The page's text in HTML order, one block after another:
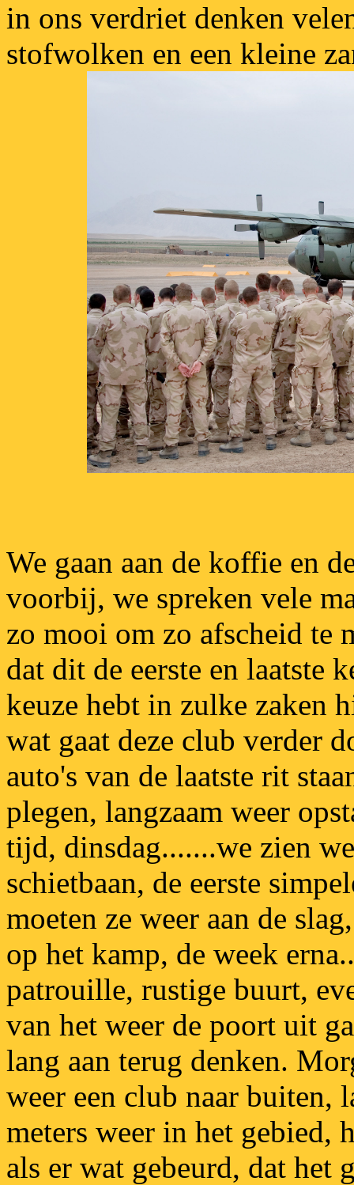
in ons verdriet denken
stofwolken en een kleine
We gaan aan de koffie en
voorbij, we spreken vele
zo mooi om zo afscheid te
dat dit de eerste en laatste
keuze hebt in zulke zaken
wat gaat deze club verder
auto's van de laatste rit
plegen, langzaam weer
tijd, dinsdag.......we zien
schietbaan, de eerste
moeten ze weer aan de
op het kamp, de week
patrouille, rustige buurt,
van het weer de poort uit
lang aan terug denken.
weer een club naar buiten,
meters weer in het gebied,
als er wat gebeurd, dat het